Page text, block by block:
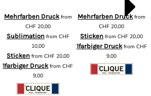
Mehrfarben Druckfrom
CHF20,00
Sublimationfrom CHF
10,00
Stickenfrom CHF20,00
1farbiger DruckfromCHF
9,00
Mehrfarben Druckfrom
CHF 20,00
Sticken fromCHF 20,00
1farbiger Druckfrom CHF
9,00